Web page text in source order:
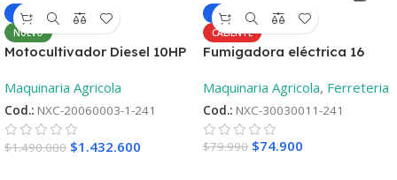
-4%
NUEVO
Motocultivador Diesel 10HP
lanzamiento! + 2°Repueto
Maquinaria Agricola
Cod.: NXC-20060003-1-241
$1.490.000 $1.432.600
-6%
CALIENTE
Fumigadora eléctrica 16
Maquinaria Agricola, Ferreteria
Cod.: NXC-30030011-241
$79.990 $74.900